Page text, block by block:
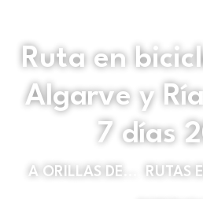
Ruta en
Algarve y
7 días
A ORILLAS DE... RUTAS